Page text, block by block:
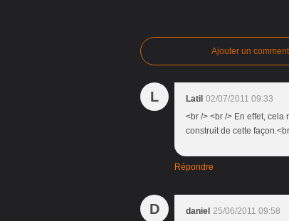
Ajouter un
L Latil 02/07/2011 09:33
<br /> <br /> En effet,
construit de cette
Répondre
D daniel 25/06/2011 09:58